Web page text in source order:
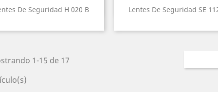
De Seguridad H 020 B
Vista rápida Lentes De Seguridad SE
Vista rápida
1-15 de 17